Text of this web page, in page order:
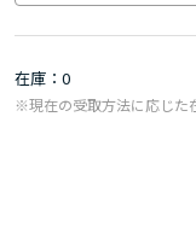
在庫 0
※現在の受取方法に応じた